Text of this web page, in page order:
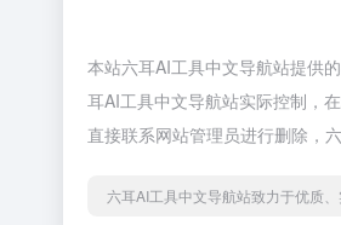
本站六耳AI工具中文导航站提供
耳AI工具中文导航站实际控制，
直接联系网站管理员进行删除，
六耳AI工具中文导航站致力于优质